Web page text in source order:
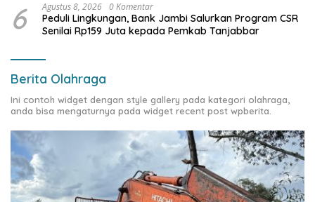
6 Agustus 8, 2026 0 Komentar
Peduli Lingkungan, Bank Jambi Salurkan Program CSR
Senilai Rp159 Juta kepada Pemkab Tanjabbar
Berita Olahraga
Ini contoh widget dengan style gallery pada kategori olahraga,
anda bisa mengaturnya pada widget recent post wpberita.